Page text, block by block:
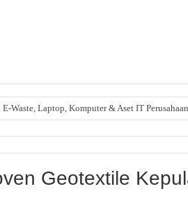
Waste, Laptop, Komputer & Aset IT Perusahaan
Geotextile